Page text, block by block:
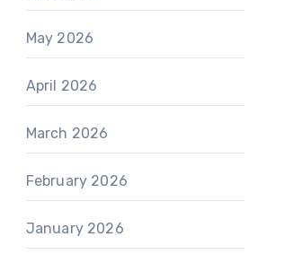
May 2026
April 2026
March 2026
February 2026
January 2026